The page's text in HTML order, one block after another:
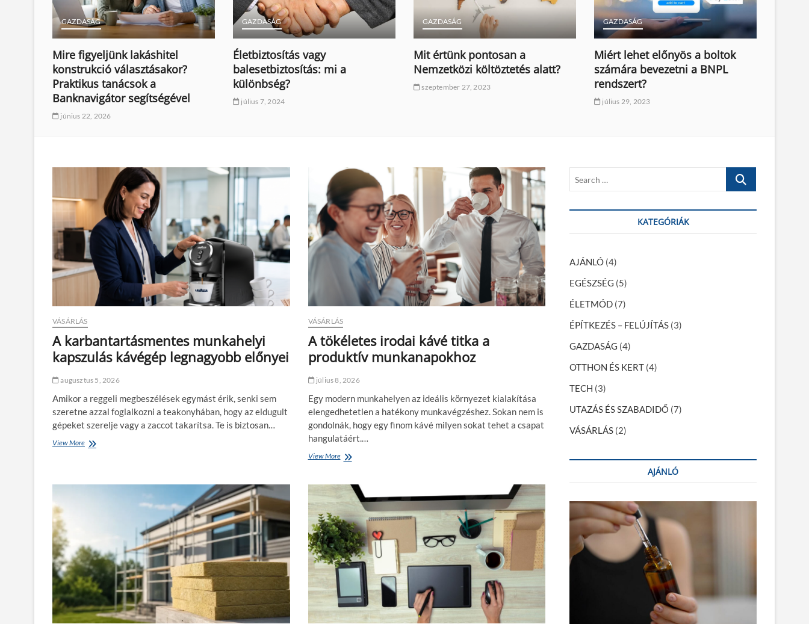
GAZDASÁG
Mire figyeljünk lakáshitel
konstrukció választásakor?
Praktikus tanácsok a
Banknavigátor segítségével
június 22, 2026
GAZDASÁG
Életbiztosítás vagy
balesetbiztosítás: mi a
különbség?
július 7, 2024
GAZDASÁG
Mit értünk pontosan a
Nemzetközi költöztetés alatt?
szeptember 27, 2023
GAZDASÁG
Miért lehet előnyös a boltok
számára bevezetni a BNPL
rendszert?
július 29, 2023
VÁSÁRLÁS
A karbantartásmentes munkahelyi
kapszulás kávégép legnagyobb előnyei
augusztus 5, 2026
Amikor a reggeli megbeszélések egymást érik, senki sem
szeretne azzal foglalkozni a teakonyhában, hogy az eldugult
gépeket szerelje vagy a zaccot takarítsa. Te is biztosan…
View More
b
t
á
s
m
n
t
VÁSÁRLÁS
A tökéletes irodai kávé titka a
produktív munkanapokhoz
július 8, 2026
Egy modern munkahelyen az ideális környezet kialakítása
elengedhetetlen a hatékony munkavégzéshez. Sokan nem is
gondolnák, hogy egy finom kávé milyen sokat tehet a csapat
hangulatáért.…
View MoreA
k
é
l
e
t
e
s
i
d
a
i
r
KATEGÓRIÁK
AJÁNLÓ (4)
EGÉSZSÉG (5)
ÉLETMÓD (7)
ÉPÍTKEZÉS – FELÚJÍTÁS (3)
GAZDASÁG (4)
OTTHON ÉS KERT (4)
TECH (3)
UTAZÁS ÉS SZABADIDŐ (7)
VÁSÁRLÁS (2)
AJÁNLÓ